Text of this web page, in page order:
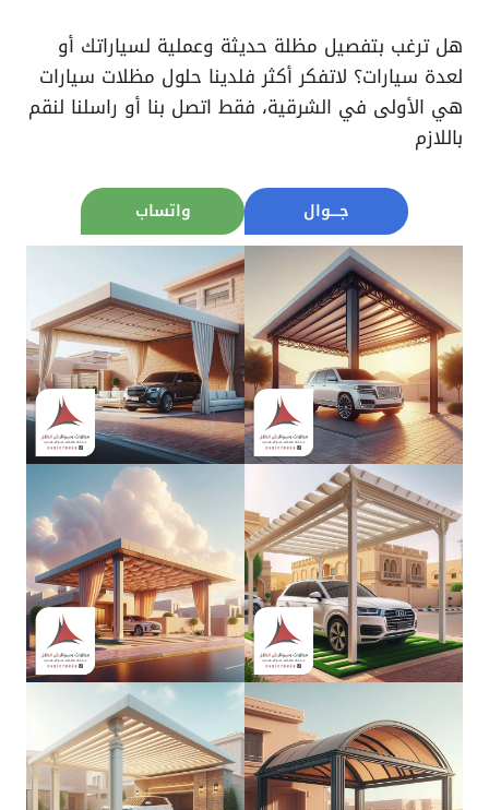
هل ترغب بتفصيل مظلة حديثة وعملية لسياراتك أو
لعدة سيارات؟ لاتفكر أكثر فلدينا حلول مظلات سيارات
هي الأولى في الشرقية، فقط اتصل بنا أو راسلنا لنقم
باللازم
جــــوال واتساب